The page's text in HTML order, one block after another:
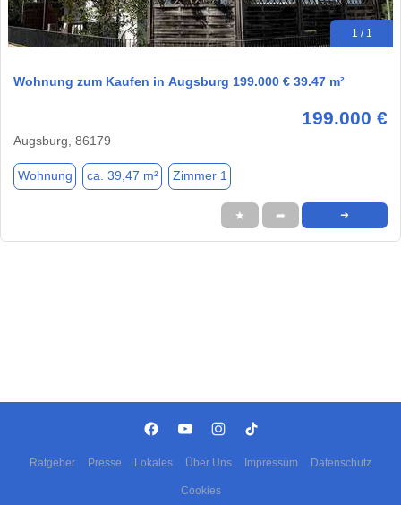
1 / 1
Wohnung zum Kaufen in Augsburg 199.000 € 39.47 m²
199.000 €
Augsburg, 86179
Wohnung ca. 39,47 m² Zimmer 1
★ ➦ ➜
Ratgeber Presse Lokales Über Uns Impressum Datenschutz
Cookies